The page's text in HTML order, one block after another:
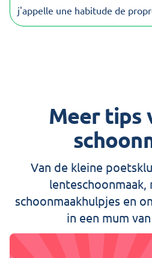
j'appelle une habitude de
Meer tips
Van de kleine
schoonmaakhulpjes en
in een mum